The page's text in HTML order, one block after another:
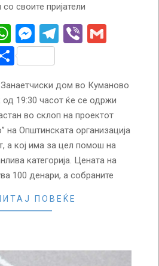
своите пријатели
WhatsApp
Messenger
Telegram
Viber
Share
дом во Куманово
од 19:30 часот ќе се одржи
во склоп на проектот
на Општинската организација
а кој има за цел помош на
категорија. Цената на
100 денари, а собраните
ПОВЕЌЕ